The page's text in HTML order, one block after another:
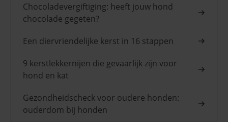
Chocoladevergiftiging: heeft jouw hond
chocolade gegeten?
Een diervriendelijke kerst in 16 stappen
9 kerstlekkernijen die gevaarlijk zijn voor
hond en kat
Gezondheidscheck voor oudere honden:
ouderdom bij honden